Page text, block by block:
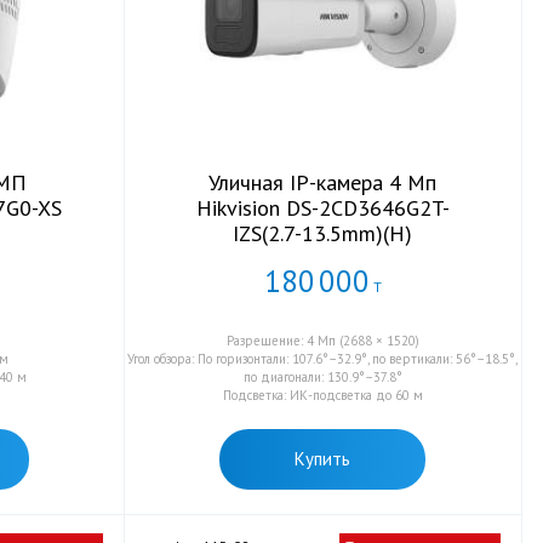
XS
м
Уличная IP-камера 4 Мп
Hikvision DS-2CD3646G2T-
IZS(2.7-13.5mm)(H)
180000 Т
Разрешение: 4 Мп (2688 × 1520)
Угол обзора: По горизонтали: 107.6°–32.9°, по вертикали: 56°–18.5°,
по диагонали: 130.9°–37.8°
Подсветка: ИК-подсветка до 60 м
Купить